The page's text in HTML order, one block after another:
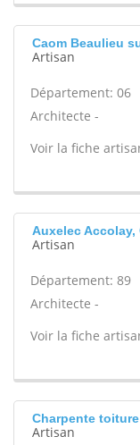
Caom Beaulieu
Artisan
Département: 06
Architecte -
Voir la fiche
Auxelec Accolay,
Artisan
Département: 89
Architecte -
Voir la fiche
Charpente
Artisan